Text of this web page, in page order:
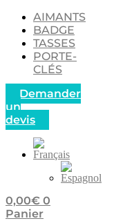
AIMANTS
BADGE
TASSES
PORTE-
CLÉS
Demander
un
devis
0,00€ 0
Panier